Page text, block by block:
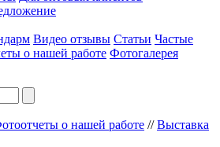
Видео отзывы Статьи Частые
о нашей работе Фотогалерея
о нашей работе //Выставка